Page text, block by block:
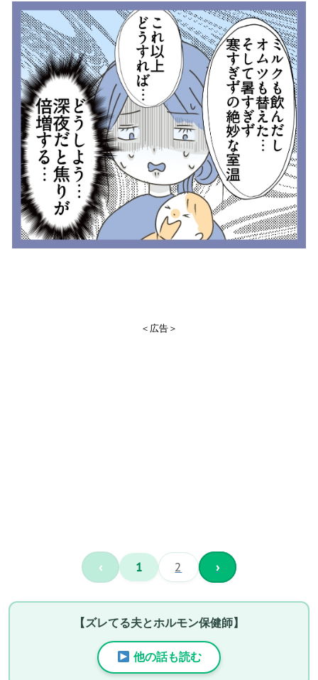
＜広告＞
‹ 1 2 ›
【ズレてる夫とホルモン保健師】
他の話も読む